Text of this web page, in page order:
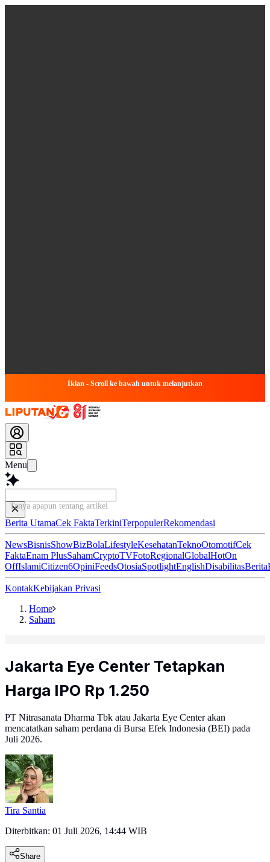
Iklan - Scroll ke bawah untuk melanjutkan
Menu
Tanya apapun tentang artikel ini...
Berita UtamaCek FaktaTerkiniTerpopulerRekomendasi
NewsBisnisShowBizBolaLifestyleKesehatanTeknoOtomotifCek
FaktaEnam PlusSahamCryptoTVFotoRegionalGlobalHotOn
OffIslamiCitizen6OpiniFeedsOtosiaSpotlightEnglishDisabilitasBerita
KontakKebijakan Privasi
Home
Saham
Jakarta Eye Center Tetapkan
Harga IPO Rp 1.250
PT Nitrasanata Dharma Tbk atau Jakarta Eye Center akan
mencatatkan saham perdana di Bursa Efek Indonesia (BEI) pada
Juli 2026.
Tira Santia
Diterbitkan: 01 Juli 2026, 14:44 WIB
Share